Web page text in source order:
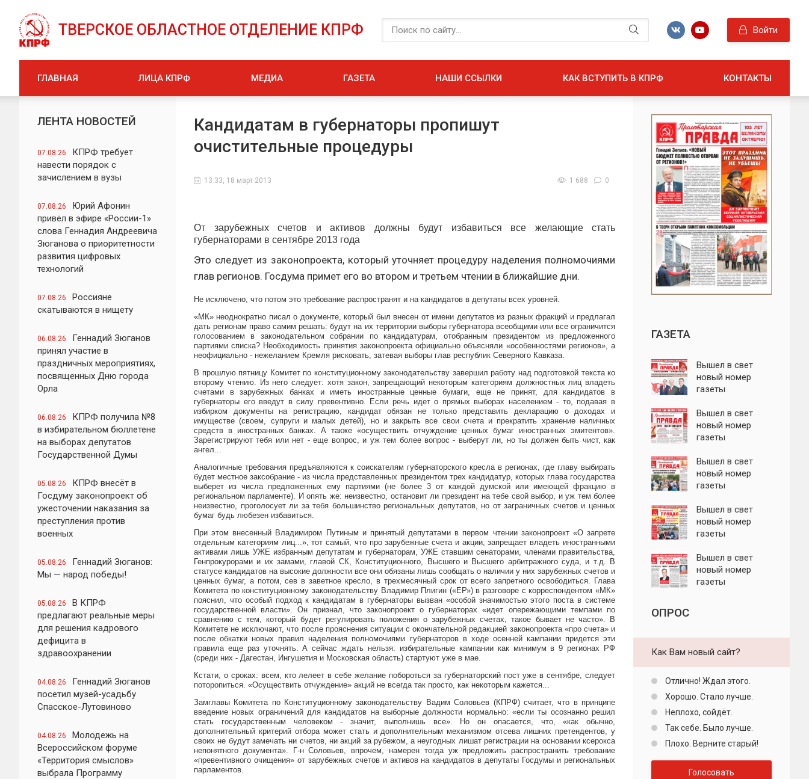
ТВЕРСКОЕ ОБЛАСТНОЕ ОТДЕЛЕНИЕ КПРФ Войти
ГЛАВНАЯ ЛИЦА КПРФ МЕДИА ГАЗЕТА НАШИ ССЫЛКИ КАК ВСТУПИТЬ В КПРФ КОНТАКТЫ
ЛЕНТА НОВОСТЕЙ
07.08.26
КПРФ требует
навести порядок с
зачислением в вузы
07.08.26
Юрий Афонин
привёл в эфире «России-1»
слова Геннадия Андреевича
Зюганова о приоритетности
развития цифровых
технологий
07.08.26
Россияне
скатываются в нищету
06.08.26
Геннадий Зюганов
принял участие в
праздничных мероприятиях,
посвященных Дню города
Орла
06.08.26
КПРФ получила №8
в избирательном бюллетене
на выборах депутатов
Государственной Думы
05.08.26
КПРФ внесёт в
Госдуму законопроект об
ужесточении наказания за
преступления против
военных
05.08.26
Геннадий Зюганов:
Мы — народ победы!
05.08.26
В КПРФ
предлагают реальные меры
для решения кадрового
дефицита в
здравоохранении
04.08.26
Геннадий Зюганов
посетил музей-усадьбу
Спасское-Лутовиново
04.08.26
Молодежь на
Всероссийском форуме
«Территория смыслов»
выбрала Программу
Кандидатам в губернаторы пропишут
очистительные процедуры
13:33, 18 март 2013 1 688 0
От зарубежных счетов и активов должны будут избавиться все желающие стать
губернаторами в сентябре 2013 года
Это следует из законопроекта, который уточняет процедуру наделения полномочиями
глав регионов. Госдума примет его во втором и третьем чтении в ближайшие дни.
Не исключено, что потом это требование распространят и на кандидатов в депутаты всех уровней.
«МК» неоднократно писал о документе, который был внесен от имени депутатов из разных фракций и предлагал
дать регионам право самим решать: будут на их территории выборы губернатора всеобщими или все ограничится
голосованием в законодательном собрании по кандидатурам, отобранным президентом из предложенного
партиями списка? Необходимость принятия законопроекта официально объясняли «особенностями регионов», а
неофициально - нежеланием Кремля рисковать, затевая выборы глав республик Северного Кавказа.
В прошлую пятницу Комитет по конституционному законодательству завершил работу над подготовкой текста ко
второму чтению. Из него следует: хотя закон, запрещающий некоторым категориям должностных лиц владеть
счетами в зарубежных банках и иметь иностранные ценные бумаги, еще не принят, для кандидатов в
губернаторы его введут в силу превентивно. Если речь идет о прямых выборах населением - то, подавая в
избирком документы на регистрацию, кандидат обязан не только представить декларацию о доходах и
имуществе (своем, супруги и малых детей), но и закрыть все свои счета и прекратить хранение наличных
средств в иностранных банках. А также «осуществить отчуждение ценных бумаг иностранных эмитентов».
Зарегистрируют тебя или нет - еще вопрос, и уж тем более вопрос - выберут ли, но ты должен быть чист, как
ангел...
Аналогичные требования предъявляются к соискателям губернаторского кресла в регионах, где главу выбирать
будет местное заксобрание - из числа представленных президентом трех кандидатур, которых глава государства
выберет из числа предложенных ему партиями (не более 3 от каждой думской или имеющей фракцию в
региональном парламенте). И опять же: неизвестно, остановит ли президент на тебе свой выбор, и уж тем более
неизвестно, проголосует ли за тебя большинство региональных депутатов, но от заграничных счетов и ценных
бумаг будь любезен избавиться.
При этом внесенный Владимиром Путиным и принятый депутатами в первом чтении законопроект «О запрете
отдельным категориям лиц...», тот самый, что про зарубежные счета и акции, запрещает владеть иностранными
активами лишь УЖЕ избранным депутатам и губернаторам, УЖЕ ставшим сенаторами, членами правительства,
Генпрокурорами и их замами, главой СК, Конституционного, Высшего и Высшего арбитражного суда, и т.д. В
статусе кандидатов на высокие должности все они обязаны лишь сообщать о наличии у них зарубежных счетов и
ценных бумаг, а потом, сев в заветное кресло, в трехмесячный срок от всего запретного освободиться. Глава
Комитета по конституционному законодательству Владимир Плигин («ЕР») в разговоре с корреспондентом «МК»
пояснил, что особый подход к кандидатам в губернаторы вызван «особой значимостью этого поста в системе
государственной власти». Он признал, что законопроект о губернаторах «идет опережающими темпами по
сравнению с тем, который будет регулировать положения о зарубежных счетах, такое бывает не часто». В
Комитете не исключают, что после прояснения ситуации с окончательной редакцией законопроекта «про счета» и
после обкатки новых правил наделения полномочиями губернаторов в ходе осенней кампании придется эти
правила еще раз уточнять. А сейчас ждать нельзя: избирательные кампании как минимум в 9 регионах РФ
(среди них - Дагестан, Ингушетия и Московская область) стартуют уже в мае.
Кстати, о сроках: всем, кто лелеет в себе желание побороться за губернаторский пост уже в сентябре, следует
поторопиться. «Осуществить отчуждение» акций не всегда так просто, как некоторым кажется...
Замглавы Комитета по Конституционному законодательству Вадим Соловьев (КПРФ) считает, что в принципе
введение новых ограничений для кандидатов на выборные должности нормально: «если ты осознанно решил
стать государственным человеком - значит, выполнишь все». Но он опасается, что, «как обычно,
дополнительный критерий отбора может стать и дополнительным механизмом отсева лишних претендентов, у
своих не будут замечать ни счетов, ни акций за рубежом, а неугодных лишат регистрации на основании ксерокса
непонятного документа». Г-н Соловьев, впрочем, намерен тогда уж предложить распространить требование
«превентивного очищения» от зарубежных счетов и активов на кандидатов в депутаты Госдумы и региональных
парламентов.
ГАЗЕТА
Вышел в свет
новый номер
газеты
правда"
Вышел в свет
новый номер
газеты
правда"
Вышел в свет
новый номер
газеты
правда"
Вышел в свет
новый номер
газеты
правда"
Вышел в свет
новый номер
газеты
ОПРОС
Как Вам новый сайт?
Отлично! Ждал этого.
Хорошо. Стало лучше.
Неплохо, сойдёт.
Так себе. Было лучше.
Плохо. Верните старый!
Голосовать